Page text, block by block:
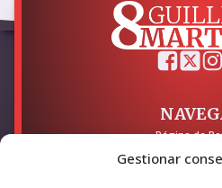
Gestionar
Página de